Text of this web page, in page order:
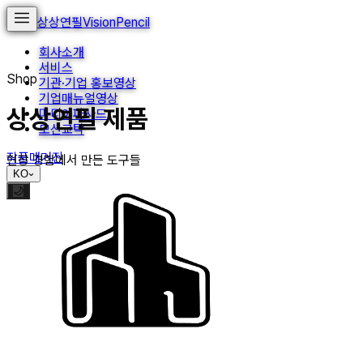
상상연필VisionPencil
회사소개
서비스
기관·기업 홍보영상
기업매뉴얼영상
미디어파사드
모션교탁
작품매거진
KO
🌙
Shop
상상연필 제품
현장 경험에서 만든 도구들